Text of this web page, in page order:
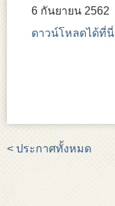
6 กันยายน 2562
ดาวน์โหลดได้ที่นี่
< ประกาศทั้งหมด